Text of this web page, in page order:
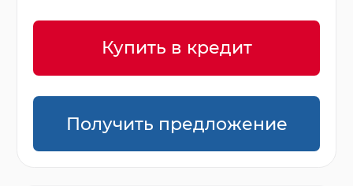
Купить в кредит
Получить предложение